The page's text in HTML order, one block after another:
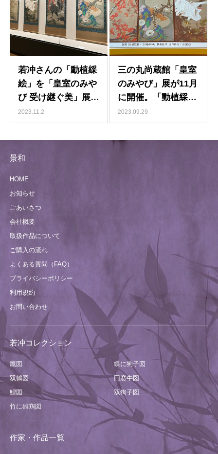
2023.11.2 2023.09.29
景和
HOME
お知らせ
ごあいさつ
会社概要
取扱作品について
ご購入の流れ
よくある質問（FAQ）
プライバシーポリシー
利用規約
お問い合わせ
若冲コレクション
鷹図
蝶に狗子図
双鶴図
円窓牛図
鯉図
双狗子図
竹に雄鶏図
作家・作品一覧